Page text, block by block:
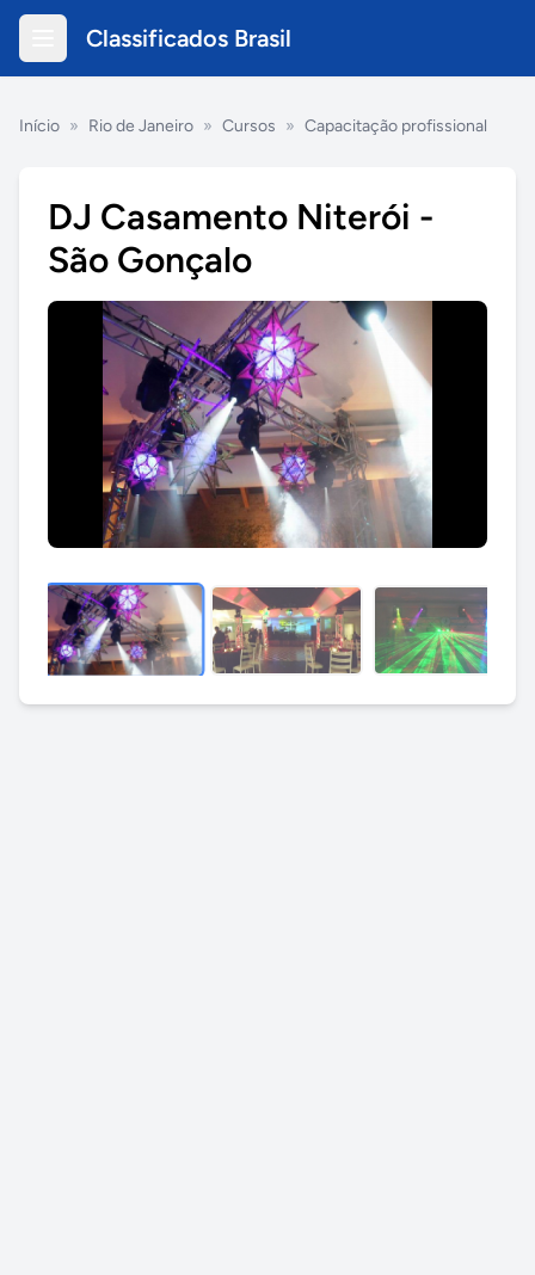
Classificados Brasil
Início » Rio de Janeiro » Cursos » Capacitação profissional
DJ Casamento Niterói -
São Gonçalo